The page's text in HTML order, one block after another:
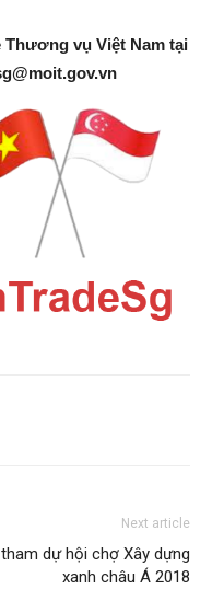
Thương vụ Việt Nam tại
Next article
dự hội chợ Xây dựng
xanh châu Á 2018